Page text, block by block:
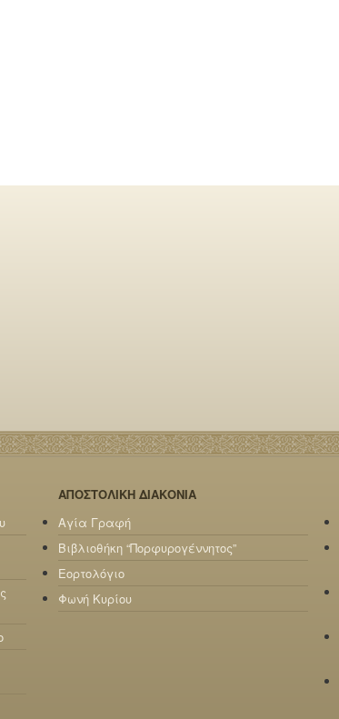
ΑΠΟΣΤΟΛΙΚΗ ΔΙΑΚΟΝΙΑ
Αγία Γραφή
Βιβλιοθήκη “Πορφυρογέννητος”
Εορτολόγιο
Φωνή Κυρίου